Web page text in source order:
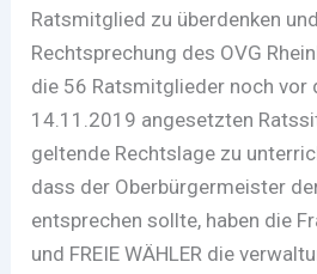
Ratsmitglied zu überdenken
Rechtsprechung des OVG
die 56 Ratsmitglieder noch vor
14.11.2019 angesetzten
geltende Rechtslage zu
dass der Oberbürgermeister
entsprechen sollte, haben die
und FREIE WÄHLER die